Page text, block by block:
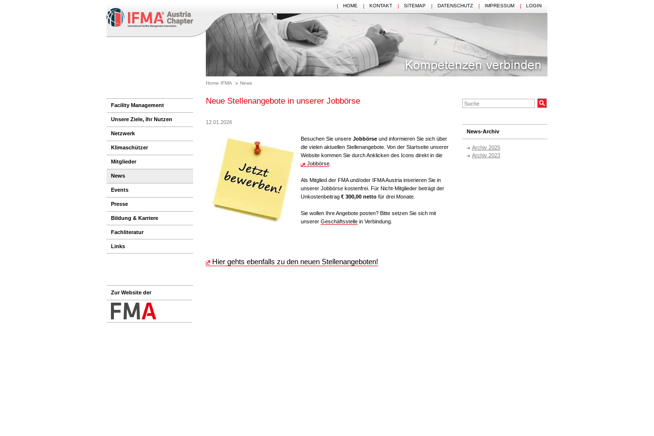
HOME KONTAKT SITEMAP DATENSCHUTZ IMPRESSUM LOGIN
Home IFMA News
Facility Management
Unsere Ziele, Ihr Nutzen
Netzwerk
Klimaschützer
Mitglieder
News
Events
Presse
Bildung & Karriere
Fachliteratur
Links
Zur Website der
News-Archiv
Archiv 2025
Archiv 2023
Neue Stellenangebote in unserer Jobbörse
12.01.2026
Besuchen Sie unsere Jobbörse und informieren Sie sich über
die vielen aktuellen Stellenangebote. Von der Startseite unserer
Website kommen Sie durch Anklicken des Icons direkt in die
Jobbörse
Als Mitglied der FMA und/oder IFMA Austria inserieren Sie in
unserer Jobbörse kostenfrei. Für Nicht-Mitglieder beträgt der
Unkostenbeitrag € 300,00 netto für drei Monate.
Sie wollen Ihre Angebote posten? Bitte setzen Sie sich mit
unserer Geschäftsstelle in Verbindung.
Hier gehts ebenfalls zu den neuen Stellenangeboten!